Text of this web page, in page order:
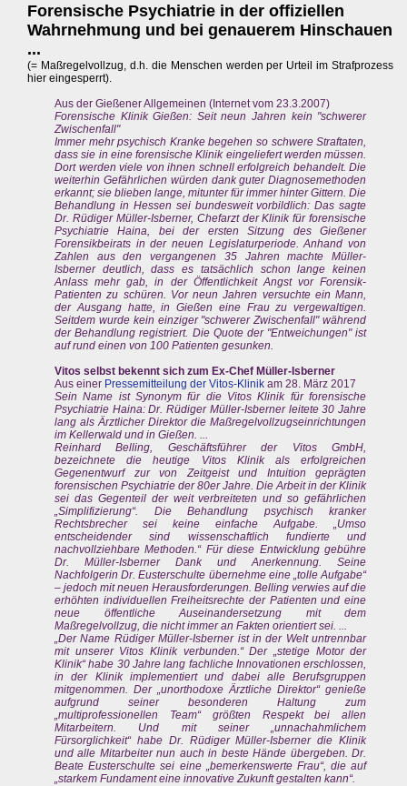
Forensische Psychiatrie in der offiziellen
Wahrnehmung und bei genauerem Hinschauen
...
(= Maßregelvollzug, d.h. die Menschen werden per Urteil im Strafprozess
hier eingesperrt).
Aus der Gießener Allgemeinen (Internet vom 23.3.2007)
Forensische Klinik Gießen: Seit neun Jahren kein "schwerer
Zwischenfall"
Immer mehr psychisch Kranke begehen so schwere Straftaten,
dass sie in eine forensische Klinik eingeliefert werden müssen.
Dort werden viele von ihnen schnell erfolgreich behandelt. Die
weiterhin Gefährlichen würden dank guter Diagnosemethoden
erkannt; sie blieben lange, mitunter für immer hinter Gittern. Die
Behandlung in Hessen sei bundesweit vorbildlich: Das sagte
Dr. Rüdiger Müller-Isberner, Chefarzt der Klinik für forensische
Psychiatrie Haina, bei der ersten Sitzung des Gießener
Forensikbeirats in der neuen Legislaturperiode. Anhand von
Zahlen aus den vergangenen 35 Jahren machte Müller-
Isberner deutlich, dass es tatsächlich schon lange keinen
Anlass mehr gab, in der Öffentlichkeit Angst vor Forensik-
Patienten zu schüren. Vor neun Jahren versuchte ein Mann,
der Ausgang hatte, in Gießen eine Frau zu vergewaltigen.
Seitdem wurde kein einziger "schwerer Zwischenfall" während
der Behandlung registriert. Die Quote der "Entweichungen" ist
auf rund einen von 100 Patienten gesunken.
Vitos selbst bekennt sich zum Ex-Chef Müller-Isberner
Aus einer Pressemitteilung der Vitos-Klinik am 28. März 2017
Sein Name ist Synonym für die Vitos Klinik für forensische
Psychiatrie Haina: Dr. Rüdiger Müller-Isberner leitete 30 Jahre
lang als Ärztlicher Direktor die Maßregelvollzugseinrichtungen
im Kellerwald und in Gießen. ...
Reinhard Belling, Geschäftsführer der Vitos GmbH,
bezeichnete die heutige Vitos Klinik als erfolgreichen
Gegenentwurf zur von Zeitgeist und Intuition geprägten
forensischen Psychiatrie der 80er Jahre. Die Arbeit in der Klinik
sei das Gegenteil der weit verbreiteten und so gefährlichen
„Simplifizierung“. Die Behandlung psychisch kranker
Rechtsbrecher sei keine einfache Aufgabe. „Umso
entscheidender sind wissenschaftlich fundierte und
nachvollziehbare Methoden.“ Für diese Entwicklung gebühre
Dr. Müller-Isberner Dank und Anerkennung. Seine
Nachfolgerin Dr. Eusterschulte übernehme eine „tolle Aufgabe“
– jedoch mit neuen Herausforderungen. Belling verwies auf die
erhöhten individuellen Freiheitsrechte der Patienten und eine
neue öffentliche Auseinandersetzung mit dem
Maßregelvollzug, die nicht immer an Fakten orientiert sei. ...
„Der Name Rüdiger Müller-Isberner ist in der Welt untrennbar
mit unserer Vitos Klinik verbunden.“ Der „stetige Motor der
Klinik“ habe 30 Jahre lang fachliche Innovationen erschlossen,
in der Klinik implementiert und dabei alle Berufsgruppen
mitgenommen. Der „unorthodoxe Ärztliche Direktor“ genieße
aufgrund seiner besonderen Haltung zum
„multiprofessionellen Team“ größten Respekt bei allen
Mitarbeitern. Und mit seiner „unnachahmlichem
Fürsorglichkeit“ habe Dr. Rüdiger Müller-Isberner die Klinik
und alle Mitarbeiter nun auch in beste Hände übergeben. Dr.
Beate Eusterschulte sei eine „bemerkenswerte Frau“, die auf
„starkem Fundament eine innovative Zukunft gestalten kann“.